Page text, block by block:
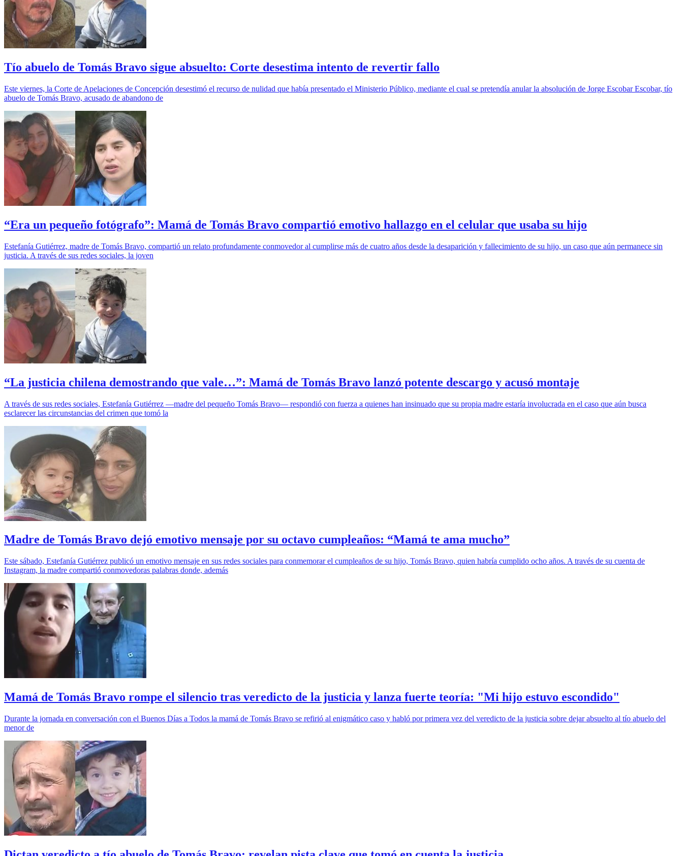
Tío abuelo de Tomás Bravo sigue absuelto: Corte desestima intento de revertir fallo
Este viernes, la Corte de Apelaciones de Concepción desestimó el recurso de nulidad que había presentado el Ministerio Público, mediante el cual se pretendía anular la absolución de Jorge Escobar Escobar, tío
abuelo de Tomás Bravo, acusado de abandono de
“Era un pequeño fotógrafo”: Mamá de Tomás Bravo compartió emotivo hallazgo en el celular que usaba su hijo
Estefanía Gutiérrez, madre de Tomás Bravo, compartió un relato profundamente conmovedor al cumplirse más de cuatro años desde la desaparición y fallecimiento de su hijo, un caso que aún permanece sin
justicia. A través de sus redes sociales, la joven
“La justicia chilena demostrando que vale…”: Mamá de Tomás Bravo lanzó potente descargo y acusó montaje
A través de sus redes sociales, Estefanía Gutiérrez —madre del pequeño Tomás Bravo— respondió con fuerza a quienes han insinuado que su propia madre estaría involucrada en el caso que aún busca
esclarecer las circunstancias del crimen que tomó la
Madre de Tomás Bravo dejó emotivo mensaje por su octavo cumpleaños: “Mamá te ama mucho”
Este sábado, Estefanía Gutiérrez publicó un emotivo mensaje en sus redes sociales para conmemorar el cumpleaños de su hijo, Tomás Bravo, quien habría cumplido ocho años. A través de su cuenta de
Instagram, la madre compartió conmovedoras palabras donde, además
Mamá de Tomás Bravo rompe el silencio tras veredicto de la justicia y lanza fuerte teoría: "Mi hijo estuvo escondido"
Durante la jornada en conversación con el Buenos Días a Todos la mamá de Tomás Bravo se refirió al enigmático caso y habló por primera vez del veredicto de la justicia sobre dejar absuelto al tío abuelo del
menor de